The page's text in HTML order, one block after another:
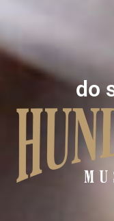
do